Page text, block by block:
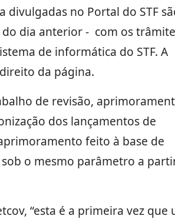
divulgadas no Portal do STF
dia anterior - com os
de informática do STF. A
da página.
de revisão,
dos lançamentos de
feito à base de
o mesmo parâmetro a
“esta é a primeira vez que